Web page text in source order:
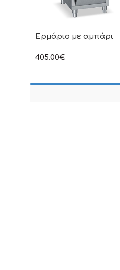
Ερμάριο με αμπάρι
405.00€